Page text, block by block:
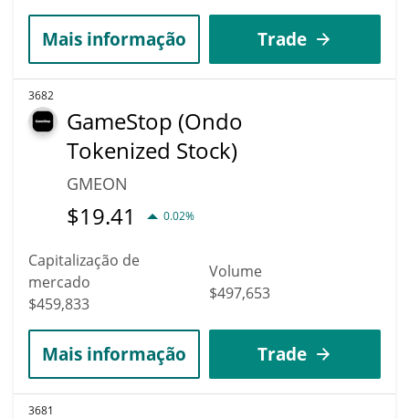
Mais informação Trade
3682
GameStop (Ondo
Tokenized Stock)
GMEON
$19.41 0.02%
Capitalização de
mercado
$459,833
Volume
$497,653
Mais informação Trade
3681